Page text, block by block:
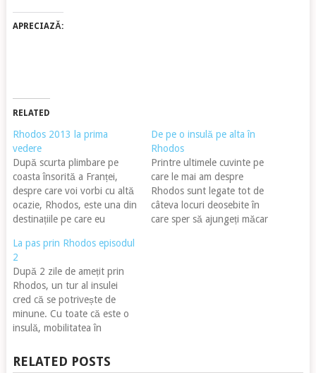
APRECIAZĂ:
RELATED
Rhodos 2013 la prima
vedere
După scurta plimbare pe
coasta însorită a Franței,
despre care voi vorbi cu altă
ocazie, Rhodos, este una din
destinațiile pe care eu
singură dată în viață și așa
cum trebuie. Pe lângă faptul
că este o insulă încercată de
istorie care încă poartă
cicatricile…
De pe o insulă pe alta în
Rhodos
Printre ultimele cuvinte pe
care le mai am despre
Rhodos sunt legate tot de
câteva locuri deosebite în
care sper să ajungeți măcar
La pas prin Rhodos episodul
2
După 2 zile de amețit prin
Rhodos, un tur al insulei
cred că se potrivește de
minune. Cu toate că este o
insulă, mobilitatea în
accesibilă. Poți închiria de
exempu o mașină și cu 20
RELATED POSTS